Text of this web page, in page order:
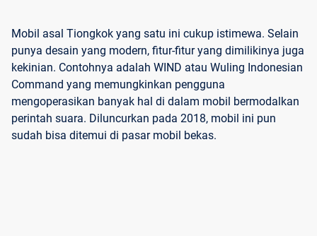
Mobil asal Tiongkok yang satu ini cukup istimewa. Selain
punya desain yang modern, fitur-fitur yang dimilikinya juga
kekinian. Contohnya adalah WIND atau Wuling Indonesian
Command yang memungkinkan pengguna
mengoperasikan banyak hal di dalam mobil bermodalkan
perintah suara. Diluncurkan pada 2018, mobil ini pun
sudah bisa ditemui di pasar mobil bekas.